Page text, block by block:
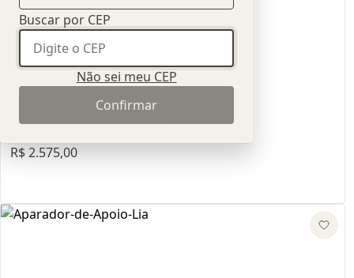
Buscar por CEP
Não sei meu CEP
Confirmar
Aparador Coevo
R$ 2.575,00